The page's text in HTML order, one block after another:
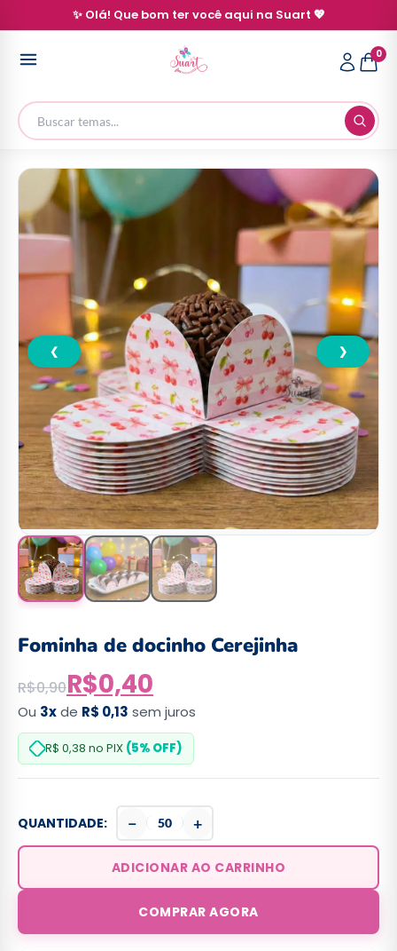
✨ Olá! Que bom ter você aqui na Suart 💖
0
❮ ❯
Fominha de docinho Cerejinha
R$0,90R$0,40
Ou 3xde R$ 0,13 sem juros
R$ 0,38 no PIX (5% OFF)
QUANTIDADE: − +
ADICIONAR AO CARRINHO
COMPRAR AGORA